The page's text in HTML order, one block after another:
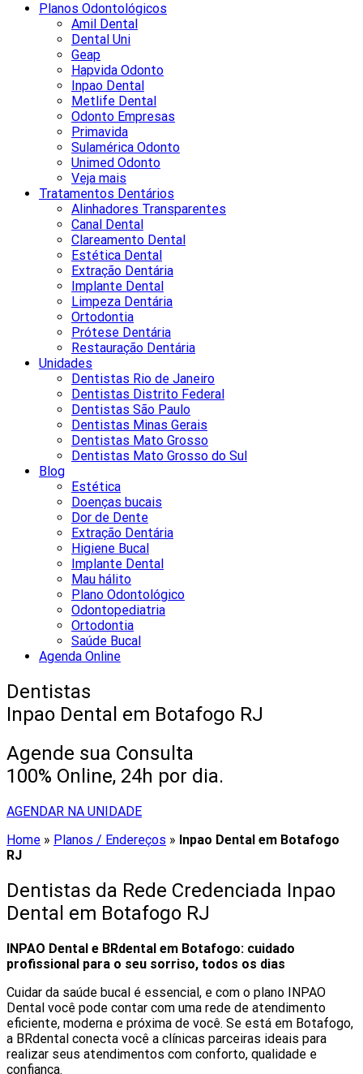
Planos Odontológicos
Amil Dental
Dental Uni
Geap
Hapvida Odonto
Inpao Dental
Metlife Dental
Odonto Empresas
Primavida
Sulamérica Odonto
Unimed Odonto
Veja mais
Tratamentos Dentários
Alinhadores Transparentes
Canal Dental
Clareamento Dental
Estética Dental
Extração Dentária
Implante Dental
Limpeza Dentária
Ortodontia
Prótese Dentária
Restauração Dentária
Unidades
Dentistas Rio de Janeiro
Dentistas Distrito Federal
Dentistas São Paulo
Dentistas Minas Gerais
Dentistas Mato Grosso
Dentistas Mato Grosso do Sul
Blog
Estética
Doenças bucais
Dor de Dente
Extração Dentária
Higiene Bucal
Implante Dental
Mau hálito
Plano Odontológico
Odontopediatria
Ortodontia
Saúde Bucal
Agenda Online
Dentistas
Inpao Dental em Botafogo RJ
Agende sua Consulta
100% Online, 24h por dia.
AGENDAR NA UNIDADE
Home » Planos / Endereços » Inpao Dental em Botafogo
RJ
Dentistas da Rede Credenciada Inpao
Dental em Botafogo RJ
INPAO Dental e BRdental em Botafogo: cuidado
profissional para o seu sorriso, todos os dias
Cuidar da saúde bucal é essencial, e com o plano INPAO
Dental você pode contar com uma rede de atendimento
eficiente, moderna e próxima de você. Se está em Botafogo,
a BRdental conecta você a clínicas parceiras ideais para
realizar seus atendimentos com conforto, qualidade e
confiança.